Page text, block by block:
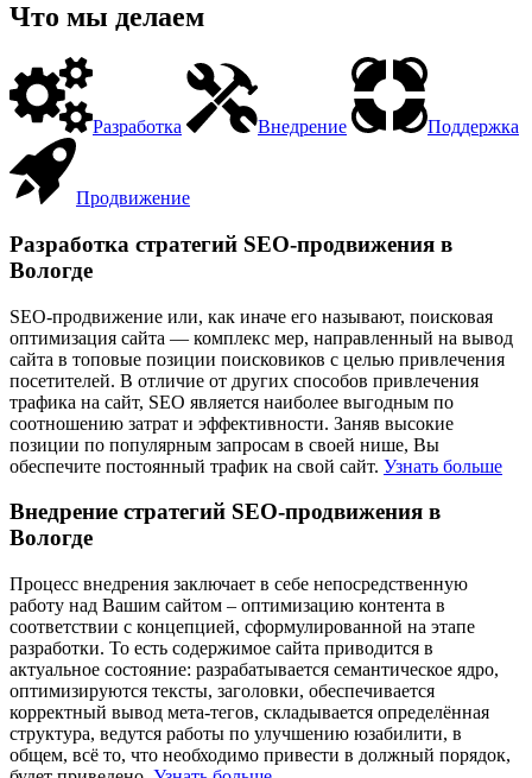
Что мы делаем
Разработка Внедрение Поддержка
Продвижение
Разработка стратегий SEO-продвижения в
Вологде
SEO-продвижение или, как иначе его называют, поисковая
оптимизация сайта — комплекс мер, направленный на вывод
сайта в топовые позиции поисковиков с целью привлечения
посетителей. В отличие от других способов привлечения
трафика на сайт, SEO является наиболее выгодным по
соотношению затрат и эффективности. Заняв высокие
позиции по популярным запросам в своей нише, Вы
обеспечите постоянный трафик на свой сайт. Узнать больше
Внедрение стратегий SEO-продвижения в
Вологде
Процесс внедрения заключает в себе непосредственную
работу над Вашим сайтом – оптимизацию контента в
соответствии с концепцией, сформулированной на этапе
разработки. То есть содержимое сайта приводится в
актуальное состояние: разрабатывается семантическое ядро,
оптимизируются тексты, заголовки, обеспечивается
корректный вывод мета-тегов, складывается определённая
структура, ведутся работы по улучшению юзабилити, в
общем, всё то, что необходимо привести в должный порядок,